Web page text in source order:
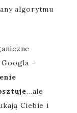
algorytmu
Googla –
…ale
Ciebie i